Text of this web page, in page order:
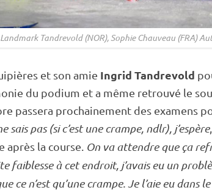
Tandrevold (NOR), Sophie Chauveau (FRA)
et son amie Ingrid Tandrevold
du podium et a même retrouvé le
passera prochainement des examens
sais pas (si c’est une crampe, ndlr), j’espère
après la course. On va attendre que ça
faiblesse à cet endroit, j’avais eu un
ce n’est qu’une crampe. Je l’aie eu dans